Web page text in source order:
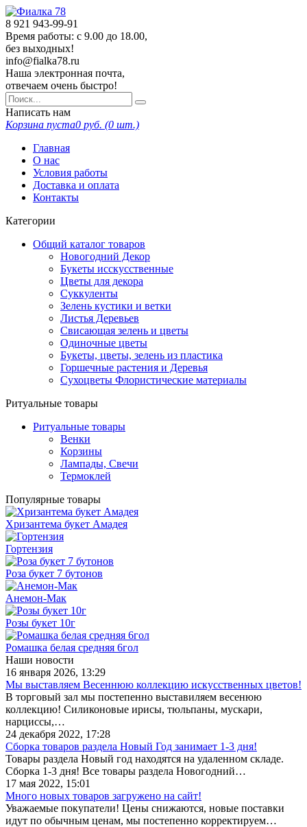
8 921 943-99-91
Время работы: с 9.00 до 18.00,
без выходных!
info@fialka78.ru
Наша электронная почта,
отвечаем очень быстро!
Написать нам
Корзина пуста0 руб. (0 шт.)
Главная
О нас
Условия работы
Доставка и оплата
Контакты
Категории
Общий каталог товаров
Новогодний Декор
Букеты исскусственные
Цветы для декора
Суккуленты
Зелень кустики и ветки
Листья Деревьев
Свисающая зелень и цветы
Одиночные цветы
Букеты, цветы, зелень из пластика
Горшечные растения и Деревья
Сухоцветы Флористические материалы
Ритуальные товары
Ритуальные товары
Венки
Корзины
Лампады, Свечи
Термоклей
Популярные товары
Хризантема букет Амадея
Гортензия
Роза букет 7 бутонов
Анемон-Мак
Розы букет 10г
Ромашка белая средняя 6гол
Наши новости
16 января 2026, 13:29
Мы выставляем Весеннюю коллекцию искусственных цветов!
В торговый зал мы постепенно выставиляем весенюю
коллекцию! Силиконовые ирисы, тюльпаны, мускари,
нарциссы,…
24 декабря 2022, 17:28
Сборка товаров раздела Новый Год занимает 1-3 дня!
Товары раздела Новый год находятся на удаленном складе.
Сборка 1-3 дня! Все товары раздела Новогодний…
17 мая 2022, 15:01
Много новых товаров загружено на сайт!
Уважаемые покупатели! Цены снижаются, новые поставки
идут по обычным ценам, мы постепенно корректируем…